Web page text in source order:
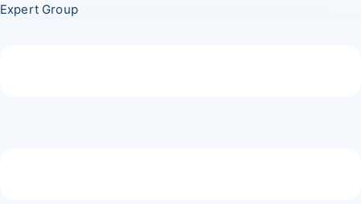
Перейти
Expert Group
Меню